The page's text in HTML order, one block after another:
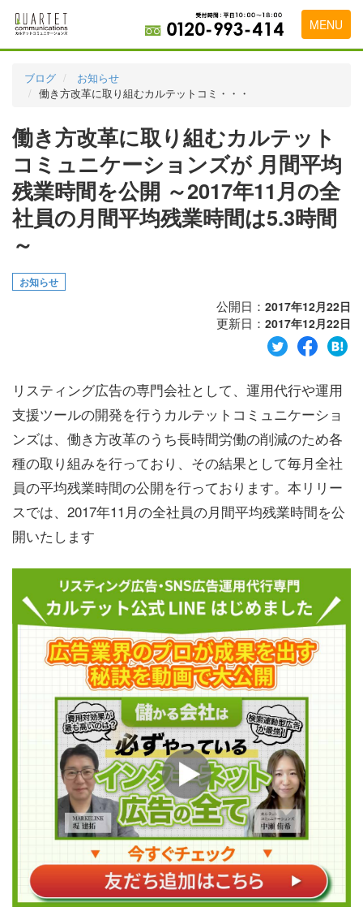
MENU
料金表
実績・お客様の声
初めて導入をお考えの方
代理店の乗り換えをお考えの方
広告代理店・HP制作会社様へ
ブログ
お知らせ
働き方改革に取り組むカルテットコミ・・・
働き方改革に取り組むカルテット
コミュニケーションズが 月間平均
残業時間を公開 ～2017年11月の全
社員の月間平均残業時間は5.3時間
～
お知らせ
公開日： 2017年12月22日
更新日： 2017年12月22日
リスティング広告の専門会社として、運用代行や運用
支援ツールの開発を行うカルテットコミュニケーショ
ンズは、働き方改革のうち長時間労働の削減のため各
種の取り組みを行っており、その結果として毎月全社
員の平均残業時間の公開を行っております。本リリー
スでは、2017年11月の全社員の月間平均残業時間を公
開いたします